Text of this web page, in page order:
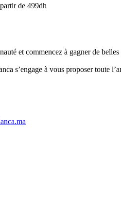
de 499dh
et commencez à gagner de
s’engage à vous proposer toute